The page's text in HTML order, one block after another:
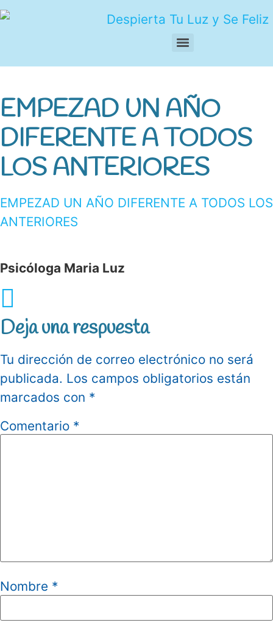
Ir
EMPEZAD UN AÑO
DIFERENTE A TODOS
LOS ANTERIORES
EMPEZAD UN AÑO DIFERENTE A TODOS LOS
ANTERIORES
Psicóloga Maria Luz
Deja una respuesta
Tu dirección de correo electrónico no será
publicada. Los campos obligatorios están
marcados con *
Comentario *
Nombre *